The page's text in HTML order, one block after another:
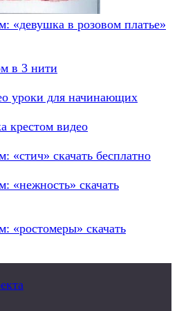
«девушка в розовом платье»
в 3 нити
уроки для начинающих
крестом видео
«стич» скачать бесплатно
«нежность» скачать
«ростомеры» скачать